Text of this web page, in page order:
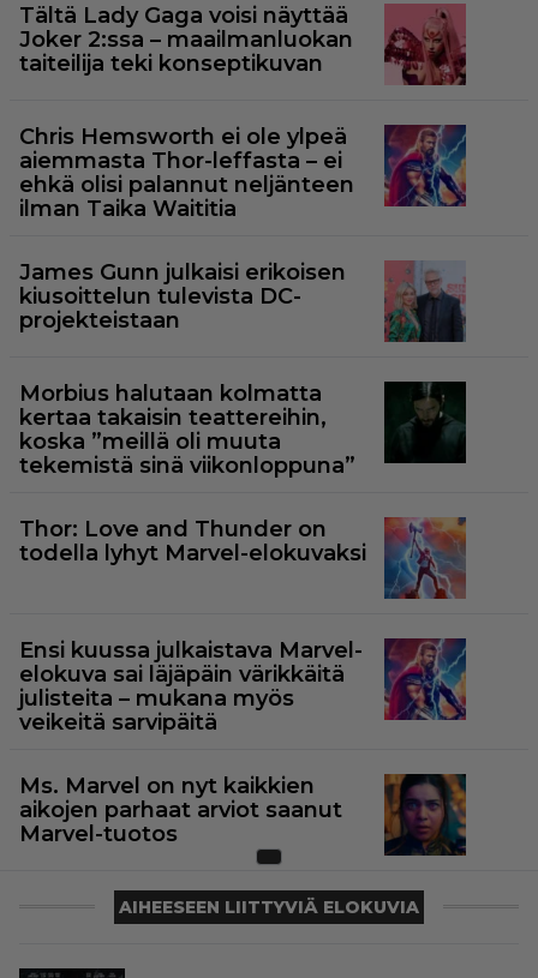
Tältä Lady Gaga voisi näyttää
Joker 2:ssa – maailmanluokan
taiteilija teki konseptikuvan
Chris Hemsworth ei ole ylpeä
aiemmasta Thor-leffasta – ei
ehkä olisi palannut neljänteen
ilman Taika Waititia
James Gunn julkaisi erikoisen
kiusoittelun tulevista DC-
projekteistaan
Morbius halutaan kolmatta
kertaa takaisin teattereihin,
koska ”meillä oli muuta
tekemistä sinä viikonloppuna”
Thor: Love and Thunder on
todella lyhyt Marvel-elokuvaksi
Ensi kuussa julkaistava Marvel-
elokuva sai läjäpäin värikkäitä
julisteita – mukana myös
veikeitä sarvipäitä
Ms. Marvel on nyt kaikkien
aikojen parhaat arviot saanut
Marvel-tuotos
AIHEESEEN LIITTYVIÄ ELOKUVIA